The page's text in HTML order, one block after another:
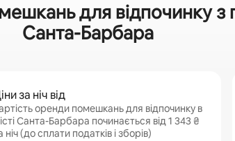
для відпочинку з
Санта-Барбара
за ніч від
оренди помешкань для відпочинку в
Санта-Барбара починається від 1 343 ₴
ніч (до сплати податків і зборів)